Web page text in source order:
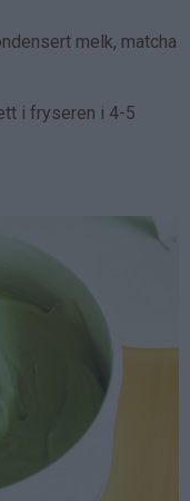
melk, matcha
i fryseren i 4-5